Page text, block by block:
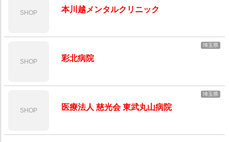
SHOP 本川越メンタルクリニック
SHOP
埼玉県
彩北病院
SHOP
埼玉県
医療法人 慈光会 東武丸山病院